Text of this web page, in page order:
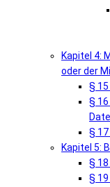
Kapitel 4:
oder der
§
§
§
Kapitel 5:
§
§